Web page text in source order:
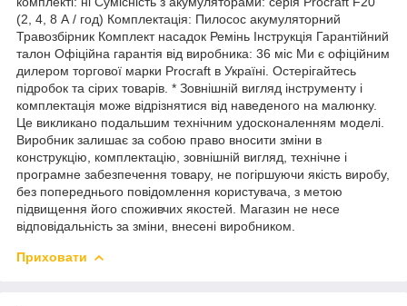
(2, 4, 8 А / год) Комплектація: Пилосос акумуляторний
Травозбірник Комплект насадок Ремінь Інструкція Гарантійний
талон Офіційна гарантія від виробника: 36 міс Ми є офіційним
дилером торгової марки Procraft в Україні. Остерігайтесь
підробок та сірих товарів. * Зовнішній вигляд інструменту і
комплектація може відрізнятися від наведеного на малюнку.
Це викликано подальшим технічним удосконаленням моделі.
Виробник залишає за собою право вносити зміни в
конструкцію, комплектацію, зовнішній вигляд, технічне і
програмне забезпечення товару, не погіршуючи якість виробу,
без попереднього повідомлення користувача, з метою
підвищення його споживчих якостей. Магазин не несе
відповідальність за зміни, внесені виробником.
Приховати